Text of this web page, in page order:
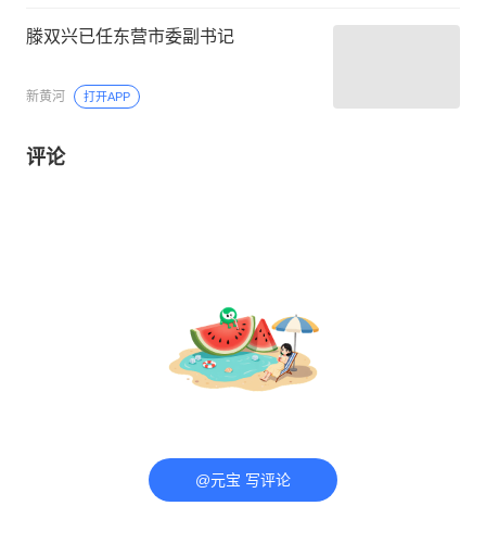
滕双兴已任东营市委副书记
新黄河 打开APP
评论
@元宝 写评论